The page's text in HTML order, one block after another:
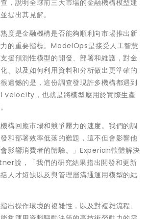
，說明全球前三大市場的金融機構模型建
提出其見解。
度是金融機構是否能夠順利向市場推出新
的重要指標。ModelOps是接受人工智慧
援預測性模型的開發、部署和維護，對金
、以及如何利用資料和分析做出更準確的
遺憾的是，這份調查發現許多機構都遇到
velocity，也就是將模型應用於實際生產
構回應市場和競爭壓力的速度。我們的調
和部署效率低落的難題，這不但會影響他
影響消費者的體驗。」Experian軟體解決
說，「我們的研究結果指出開發和更新
人才短缺以及與管理層溝通運用模型的結
出操作環境的複雜性，以及對複雜流程、